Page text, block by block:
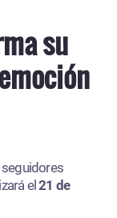
su
el21 de